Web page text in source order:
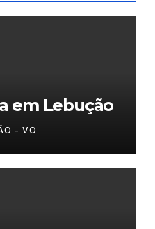
em Lebução
- VO